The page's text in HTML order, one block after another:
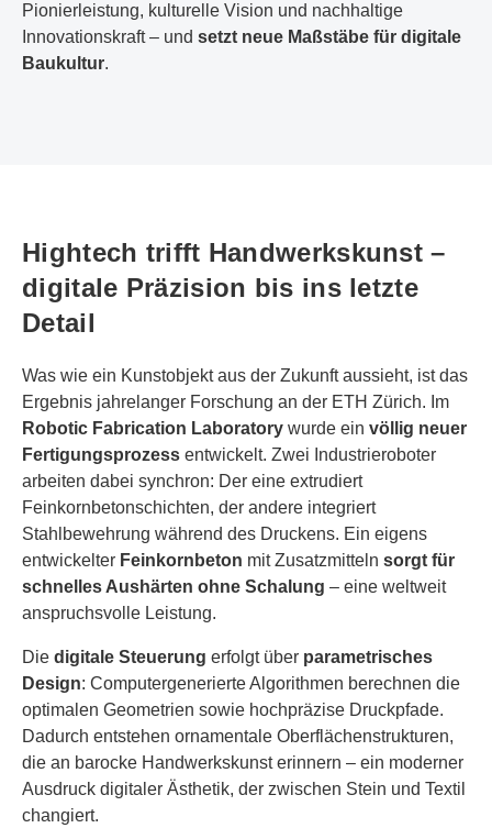
Pionierleistung, kulturelle Vision und nachhaltige
Innovationskraft – und setzt neue Maßstäbe für digitale
Baukultur.
Hightech trifft Handwerkskunst –
digitale Präzision bis ins letzte
Detail
Was wie ein Kunstobjekt aus der Zukunft aussieht, ist das
Ergebnis jahrelanger Forschung an der ETH Zürich. Im
Robotic Fabrication Laboratory wurde ein völlig neuer
Fertigungsprozess entwickelt. Zwei Industrieroboter
arbeiten dabei synchron: Der eine extrudiert
Feinkornbetonschichten, der andere integriert
Stahlbewehrung während des Druckens. Ein eigens
entwickelter Feinkornbeton mit Zusatzmitteln sorgt für
schnelles Aushärten ohne Schalung – eine weltweit
anspruchsvolle Leistung.
Die digitale Steuerung erfolgt über parametrisches
Design: Computergenerierte Algorithmen berechnen die
optimalen Geometrien sowie hochpräzise Druckpfade.
Dadurch entstehen ornamentale Oberflächenstrukturen,
die an barocke Handwerkskunst erinnern – ein moderner
Ausdruck digitaler Ästhetik, der zwischen Stein und Textil
changiert.